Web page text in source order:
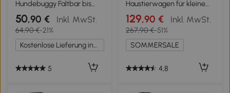
Hundebuggy Faltbar bis
10kg mit
Aufbewahrungskorb,
Kissen, Netzfenstern, für
kleine Hunde,
77x44x102cm Blau
50,90 € Inkl. MwSt.
64,90 €-21%
Kostenlose Lieferung innerhalb Deutschlands
5
Haustierwagen für kleine
Hunde und Katzen, mit
Aufbewahrungskorb, Ein-
Klick-Faltdesign, Türkis
129,90 € Inkl. MwSt.
267,90 €-51%
SOMMERSALE
4,8